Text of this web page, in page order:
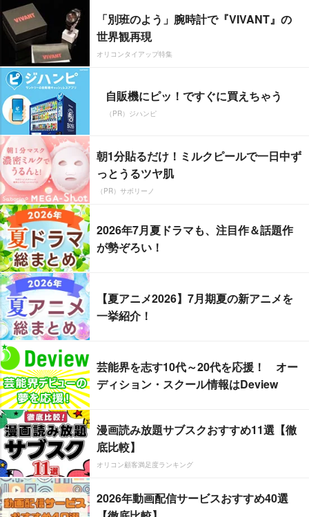
「別班のよう」腕時計で『VIVANT』の
世界観再現
オリコンタイアップ特集
自販機にピッ！ですぐに買えちゃう
（PR）ジハンピ
朝1分貼るだけ！ミルクピールで一日中ず
っとうるツヤ肌
（PR）サボリーノ
2026年7月夏ドラマも、注目作＆話題作
が勢ぞろい！
【夏アニメ2026】7月期夏の新アニメを
一挙紹介！
芸能界を志す10代～20代を応援！ オー
ディション・スクール情報はDeview
漫画読み放題サブスクおすすめ11選【徹
底比較】
オリコン顧客満足度ランキング
2026年動画配信サービスおすすめ40選